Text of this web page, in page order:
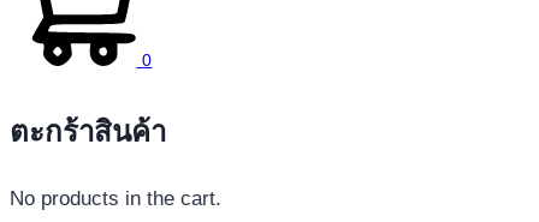
0
ตะกร้าสินค้า
No products in the cart.